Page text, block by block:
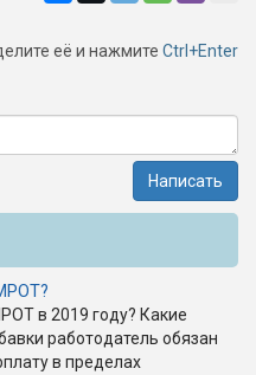
её и нажмите Ctrl+Enter
Написать
в 2019 году? Какие
работодатель обязан
в пределах